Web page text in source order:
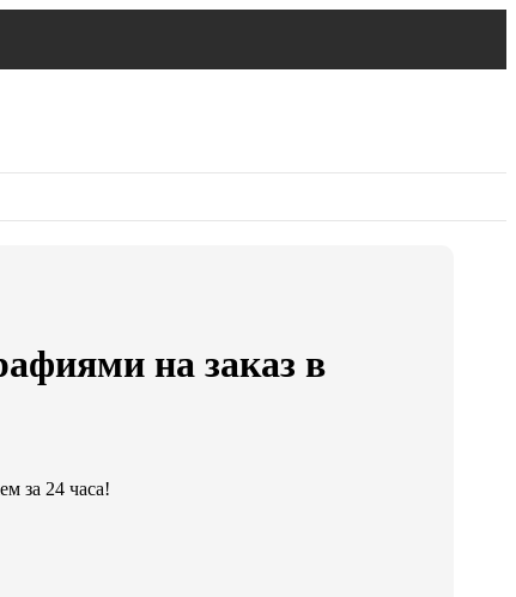
на заказ в
за 24 часа!